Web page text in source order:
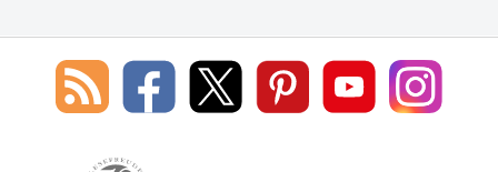
Social Media
Blog
des
Leserservice
Lorenz
Leserservice
Lorenz
Leserservice
Lorenz
Leserservice
Lorenz
Leserservice
Lorenz